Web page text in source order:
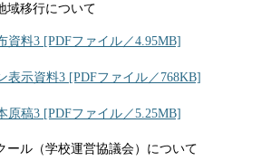
域移行について
資料3 [PDFファイル／4.95MB]
表示資料3 [PDFファイル／768KB]
原稿3 [PDFファイル／5.25MB]
ール（学校運営協議会）について